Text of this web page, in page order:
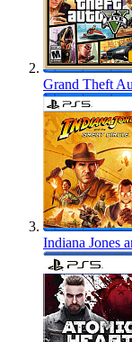
Grand Theft
Indiana Jones